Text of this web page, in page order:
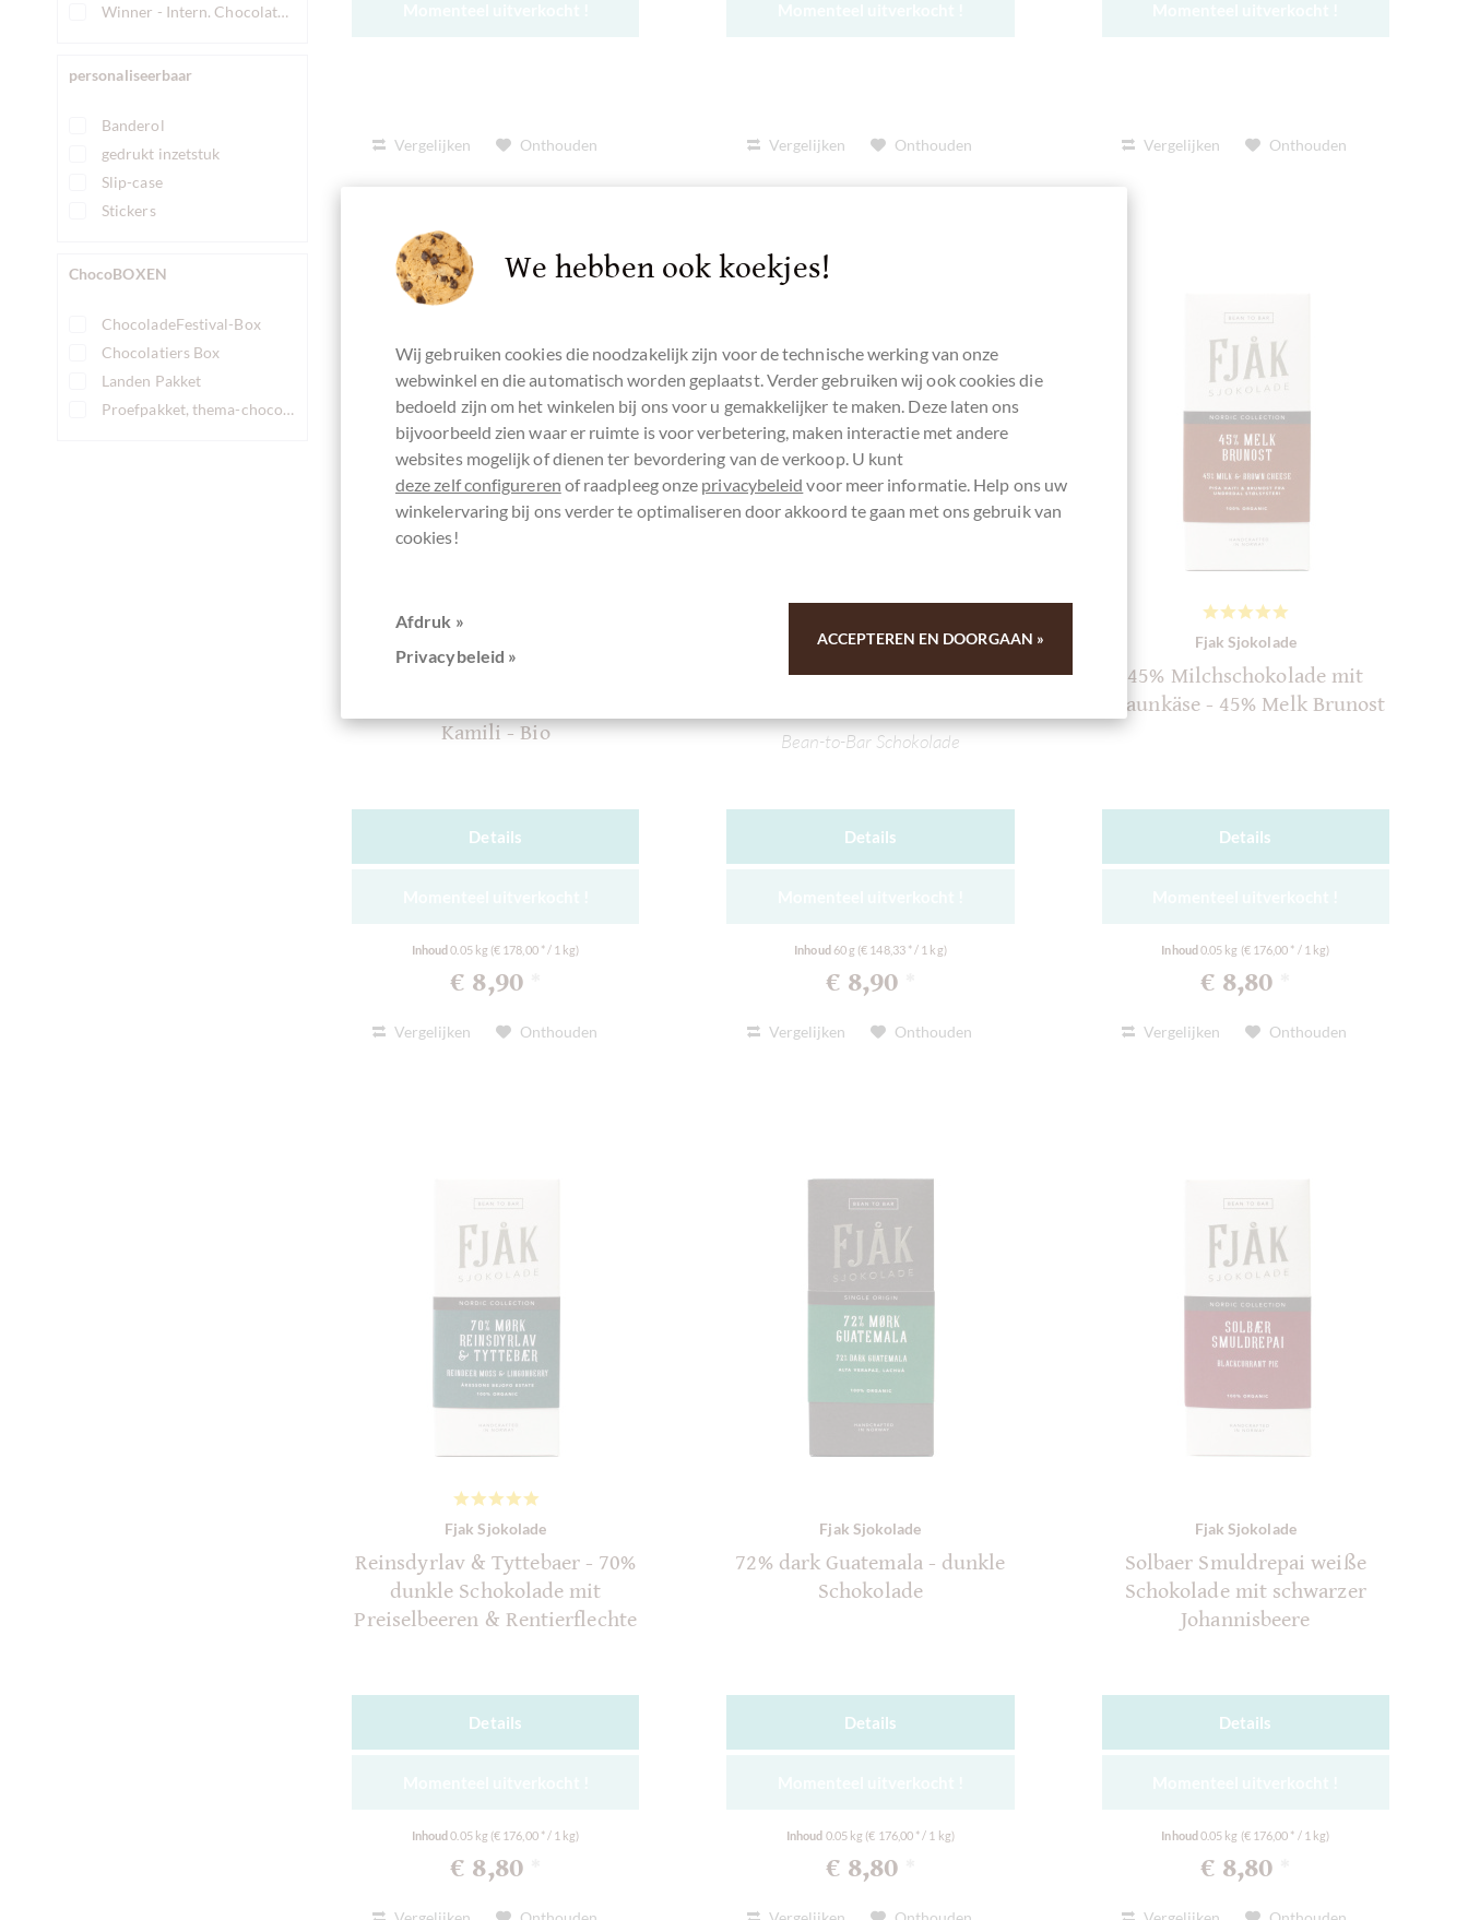
Winner - Intern. Chocolate Awards
personaliseerbaar
Banderol
gedrukt inzetstuk
Slip-case
Stickers
ChocoBOXEN
ChocoladeFestival-Box
Chocolatiers Box
Landen Pakket
Proefpakket, thema-chocolade proefdoosje
Vergelijken Onthouden Vergelijken Onthouden Vergelijken Onthouden
Kamili - Bio
Details
Inhoud0.05 kg (€ 178,00 * / 1 kg)
€ 8,90
Vergelijken Onthouden
Fjak Sjokolade
Thailand 85% dunkle
Bean-to-Bar Schokolade
Details
Inhoud60 g (€ 148,33 * / 1 kg)
€ 8,90
Vergelijken Onthouden
Fjak Sjokolade
45% Milchschokolade mit
Braunkäse - 45% Melk Brunost
Details
Inhoud0.05 kg (€ 176,00 * / 1 kg)
€ 8,80
Vergelijken Onthouden
Fjak Sjokolade
Reinsdyrlav & Tyttebaer - 70%
dunkle Schokolade mit
Preiselbeeren & Rentierflechte
Details
Inhoud0.05 kg (€ 176,00 * / 1 kg)
€ 8,80
Fjak Sjokolade
72% dark Guatemala - dunkle
Schokolade
Details
Inhoud 0.05 kg (€ 176,00 * / 1 kg)
€ 8,80
Fjak Sjokolade
Solbaer Smuldrepai weiße
Schokolade mit schwarzer
Johannisbeere
Details
Inhoud 0.05 kg (€ 176,00 * / 1 kg)
€ 8,80
We hebben ook koekjes!
Wij gebruiken cookies die noodzakelijk zijn voor de technische werking van onze
webwinkel en die automatisch worden geplaatst. Verder gebruiken wij ook cookies die
bedoeld zijn om het winkelen bij ons voor u gemakkelijker te maken. Deze laten ons
bijvoorbeeld zien waar er ruimte is voor verbetering, maken interactie met andere
websites mogelijk of dienen ter bevordering van de verkoop. U kunt
deze zelf configureren of raadpleeg onze privacybeleid voor meer informatie. Help ons uw
winkelervaring bij ons verder te optimaliseren door akkoord te gaan met ons gebruik van
cookies!
Afdruk »
Privacybeleid »
ACCEPTEREN EN DOORGAAN »